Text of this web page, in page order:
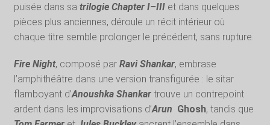
puisée dans sa trilogie Chapter I–IIIet dans quelques
pièces plus anciennes, déroule un récit intérieur où
chaque titre semble prolonger le précédent, sans rupture.
Fire Night, composé par Ravi Shankar, embrase
l’amphithéâtre dans une version transfigurée : le sitar
flamboyant d’Anoushka Shankartrouve un contrepoint
ardent dans les improvisations d’Arun Ghosh, tandis que